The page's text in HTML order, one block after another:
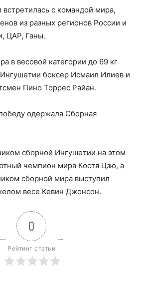
с командой мира,
из разных регионов России и
ЦАР, Ганы.
в весовой категории до 69 кг
боксер Исмаил Илиев и
Пино Торрес Райан.
одержала Сборная
сборной Ингушетии на этом
чемпион мира Костя Цзю, а
сборной мира выступил
весе Кевин Джонсон.
0
Рейтинг статьи